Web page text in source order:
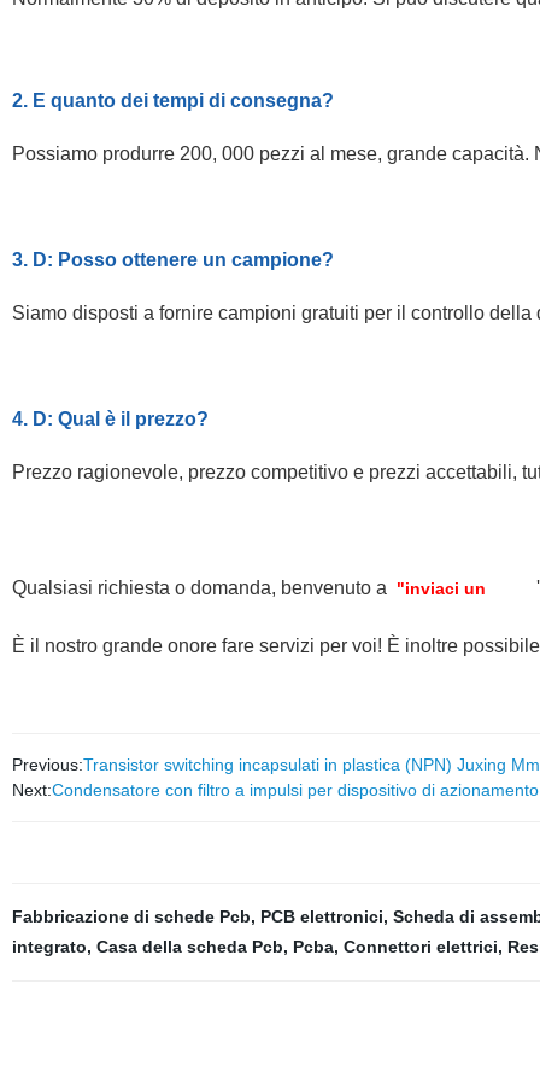
2. E quanto dei tempi di consegna?
Possiamo produrre 200, 000 pezzi al mese, grande capacità.
3. D: Posso ottenere un campione?
Siamo disposti a fornire campioni gratuiti per il controllo della
4. D: Qual è il prezzo?
Prezzo ragionevole, prezzo competitivo e prezzi accettabili,
Qualsiasi richiesta o domanda, benvenuto a "inviaci un
È il nostro grande onore fare servizi per voi! È inoltre
Previous:Transistor switching incapsulati in plastica (NPN) Juxing
Next:Condensatore con filtro a impulsi per dispositivo di
Fabbricazione di schede Pcb, PCB elettronici, Scheda di
integrato, Casa della scheda Pcb, Pcba, Connettori elettrici,